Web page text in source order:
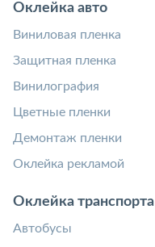
Оклейка авто
Виниловая пленка
Защитная пленка
Винилография
Цветные пленки
Демонтаж пленки
Оклейка рекламой
Оклейка транспорта
Автобусы